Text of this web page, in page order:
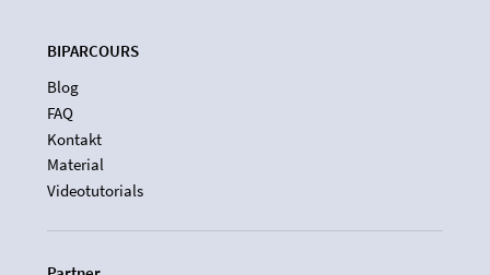
BIPARCOURS
Blog
FAQ
Kontakt
Material
Videotutorials